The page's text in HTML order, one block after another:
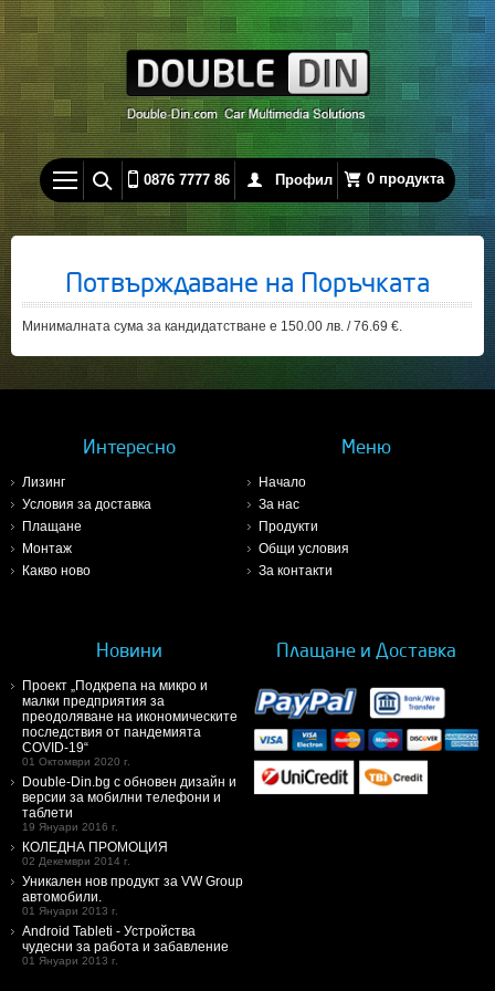
0876 7777 86 Профил 0 продукта
Потвърждаване на Поръчката
Минималната сума за кандидатстване е 150.00 лв. / 76.69 €.
Интересно
Лизинг
Условия за доставка
Плащане
Монтаж
Какво ново
Меню
Начало
За нас
Продукти
Общи условия
За контакти
Новини
Проект „Подкрепа на микро и
малки предприятия за
преодоляване на икономическите
последствия от пандемията
COVID-19“
01 Октомври 2020 г.
Double-Din.bg с обновен дизайн и
версии за мобилни телефони и
таблети
19 Януари 2016 г.
КОЛЕДНА ПРОМОЦИЯ
02 Декември 2014 г.
Уникален нов продукт за VW Group
автомобили.
01 Януари 2013 г.
Android Tableti - Устройства
чудесни за работа и забавление
01 Януари 2013 г.
Плащане и Доставка